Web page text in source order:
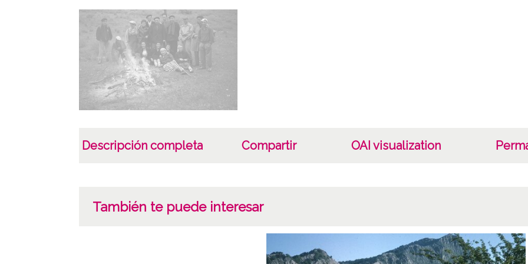
Descripción completa Compartir OAI visualization
También te puede interesar